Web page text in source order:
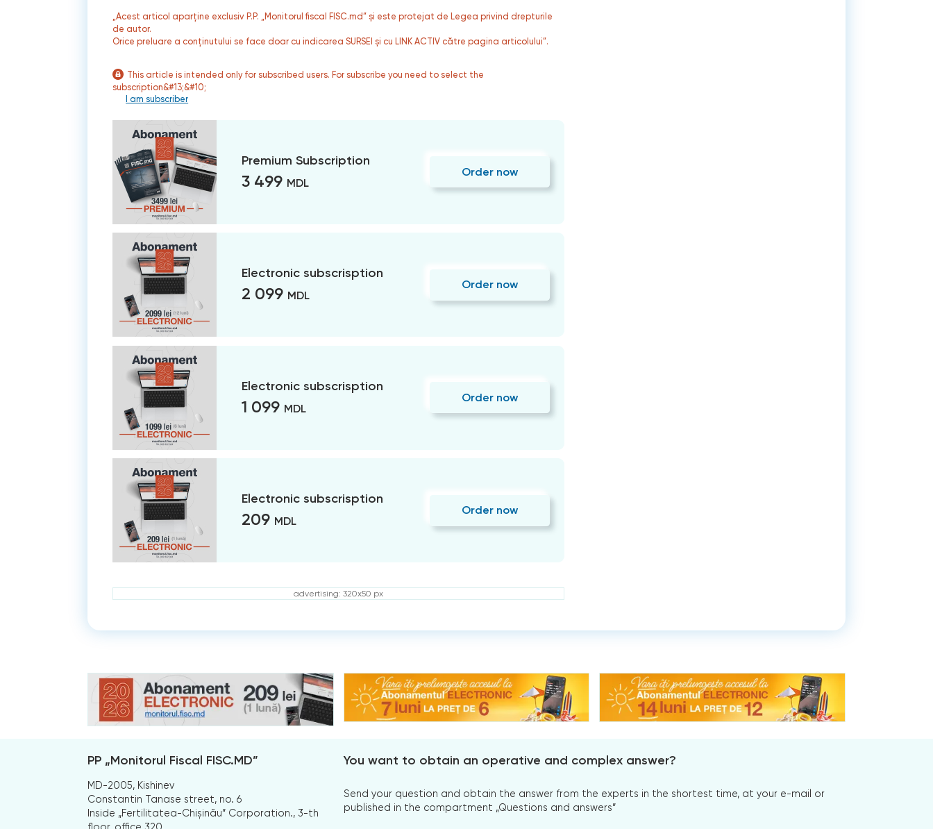
„Acest articol aparține exclusiv P.P. „Monitorul fiscal FISC.md” și este protejat de Legea privind drepturile
de autor.
Orice preluare a conținutului se face doar cu indicarea SURSEI și cu LINK ACTIV către pagina articolului”.
This article is intended only for subscribed users. For subscribe you need to select the
subscription&#13;&#10;
I am subscriber
Premium Subscription
3 499 MDL
Order now
Electronic subscrisption
2 099 MDL
Order now
Electronic subscrisption
1 099 MDL
Order now
Electronic subscrisption
209 MDL
Order now
advertising: 320x50 px
PP „Monitorul Fiscal FISC.MD”
MD-2005, Kishinev
Constantin Tanase street, no. 6
Inside „Fertilitatea-Chișinău” Corporation., 3-th
You want to obtain an operative and complex answer?
Send your question and obtain the answer from the experts in the shortest time, at your e-mail or
published in the compartment „Questions and answers”